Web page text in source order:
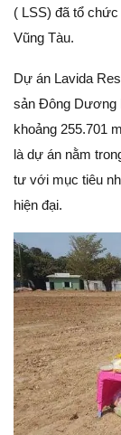
( LSS) đã tổ
Vũng Tàu.
Dự án Lavida
sản Đông Dương
khoảng 255.701
là dự án nằm
tư với mục tiêu
hiện đại.